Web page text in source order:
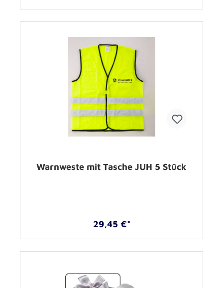
Warnweste mit Tasche JUH 5 Stück
29,45 €*